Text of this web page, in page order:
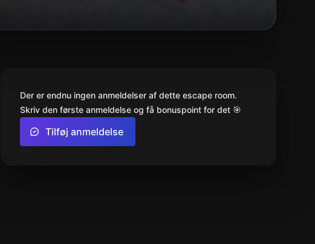
Der er endnu ingen anmeldelser af dette escape room.
Skriv den første anmeldelse og få bonuspoint for det 🎯
Tilføj anmeldelse